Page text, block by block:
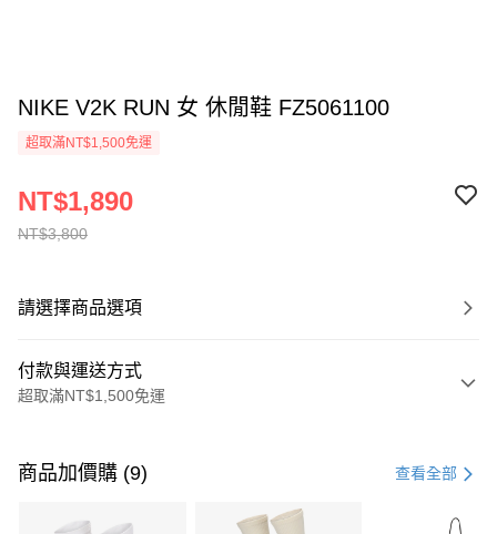
NIKE V2K RUN 女 休閒鞋 FZ5061100
超取滿NT$1,500免運
NT$3,800
NT$1,890
請選擇商品選項
付款與運送方式
超取滿NT$1,500免運
信用卡一次付款
商品加價購 (9) 查看全部